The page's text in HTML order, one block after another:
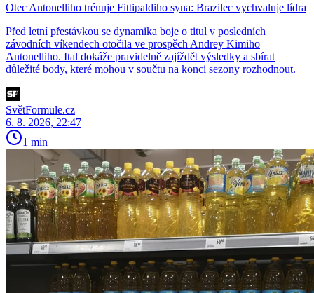
Otec Antonelliho trénuje Fittipaldiho syna: Brazilec vychvaluje lídra
Před letní přestávkou se dynamika boje o titul v posledních
závodních víkendech otočila ve prospěch Andrey Kimiho
Antonelliho. Ital dokáže pravidelně zajíždět výsledky a sbírat
důležité body, které mohou v součtu na konci sezony rozhodnout.
SvětFormule.cz
6. 8. 2026, 22:47
1 min